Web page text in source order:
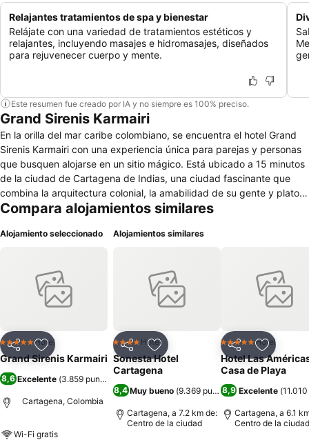
Relajantes tratamientos de spa y bienestar
Relájate con una variedad de tratamientos estéticos y
relajantes, incluyendo masajes e hidromasajes, diseñados
para rejuvenecer cuerpo y mente.
Este resumen fue creado por IA y no siempre es 100% preciso.
Grand Sirenis Karmairi
En la orilla del mar caribe colombiano, se encuentra el hotel Grand
Sirenis Karmairi con una experiencia única para parejas y personas
que busquen alojarse en un sitio mágico. Está ubicado a 15 minutos
de la ciudad de Cartagena de Indias, una ciudad fascinante que
combina la arquitectura colonial, la amabilidad de su gente y platos
con frutos del mar exóticos. El concepto del hotel está basado en
del carbono y espacios dedicados a lograr entre la mente y el
Compara alojamientos similares
Alojamiento seleccionado
CompartirAgregar a favoritos
5 EstrellasHotel
Grand Sirenis Karmairi
8,6 Excelente (3.859 puntuaciones )
Cartagena, Colombia
Wi-Fi gratis
Alojamientos similares
CompartirAgregar a favoritos
4 EstrellasHotel
Sonesta Hotel
Cartagena
8,4 Muy bueno (9.369 puntuaciones)
Cartagena, a 7.2 km de:
Centro de la ciudad
CompartirAgregar
5 EstrellasHotel
Hotel Las
Casa de Playa
8,9 Excelente (
Cartagena, a 6.1
Centro de la ciudad